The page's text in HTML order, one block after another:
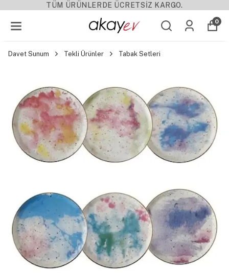
TÜM ÜRÜNLERDE ÜCRETSİZ KARGO.
0
Davet Sunum Tekli Ürünler Tabak Setleri